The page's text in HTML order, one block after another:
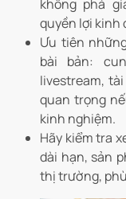
không phá
quyền lợi kinh
Ưu tiên
bài bản:
livestream,
quan trọng
kinh nghiệm.
Hãy kiểm tra
dài hạn, sản
thị trường,